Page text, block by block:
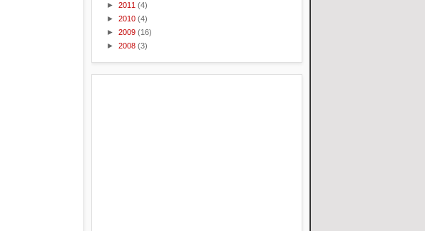
► 2011 (4)
► 2010 (4)
► 2009 (16)
► 2008 (3)